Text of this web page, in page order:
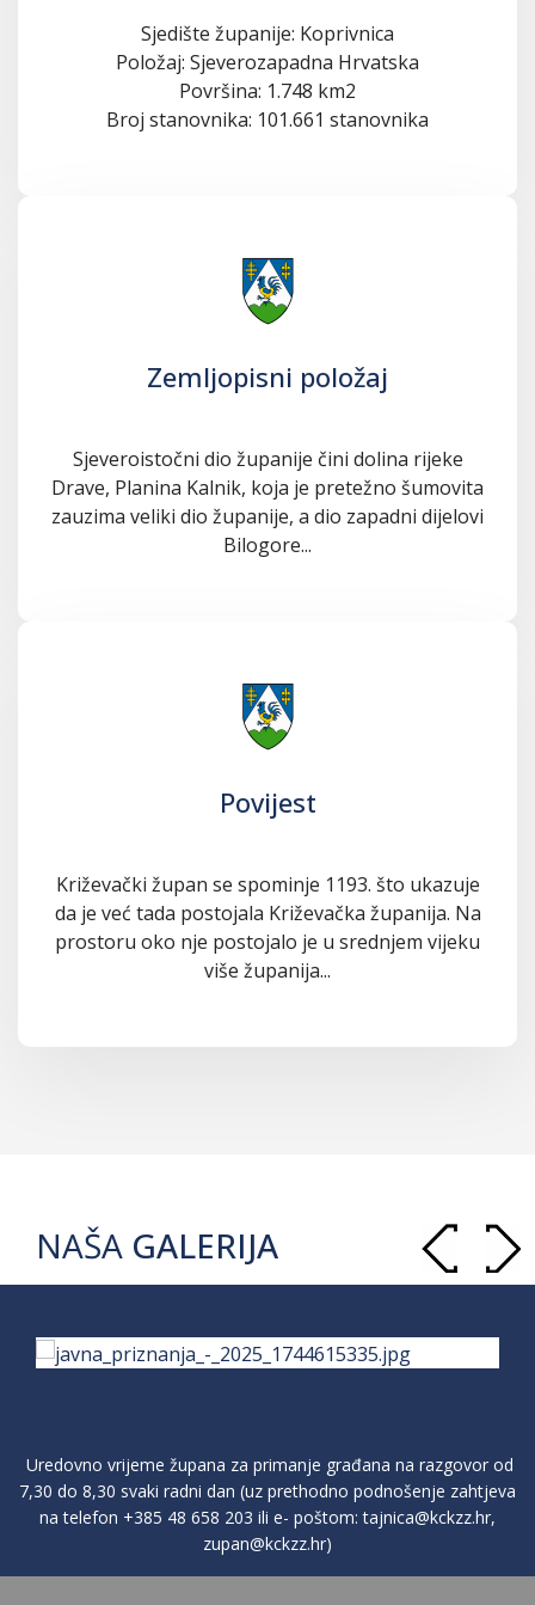
Sjedište županije: Koprivnica
Položaj: Sjeverozapadna Hrvatska
Površina: 1.748 km2
Broj stanovnika: 101.661 stanovnika
Zemljopisni položaj
Sjeveroistočni dio županije čini dolina rijeke
Drave, Planina Kalnik, koja je pretežno šumovita
zauzima veliki dio županije, a dio zapadni dijelovi
Bilogore...
Povijest
Križevački župan se spominje 1193. što ukazuje
da je već tada postojala Križevačka županija. Na
prostoru oko nje postojalo je u srednjem vijeku
više županija...
NAŠA GALERIJA
Uredovno vrijeme župana za primanje građana na razgovor od
7,30 do 8,30 svaki radni dan (uz prethodno podnošenje zahtjeva
na telefon +385 48 658 203 ili e- poštom:tajnica@kckzz.hr,
zupan@kckzz.hr)